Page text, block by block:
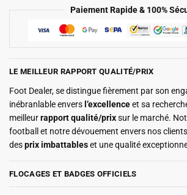
Paiement Rapide & 100%
LE MEILLEUR RAPPORT QUALITÉ/PRIX
Foot Dealer, se distingue fièrement par son
inébranlable envers l’excellenceet sa
meilleurrapport qualité/prixsur le marché.
football et notre dévouement envers nos
desprix imbattableset une qualité
FLOCAGES ET BADGES OFFICIELS